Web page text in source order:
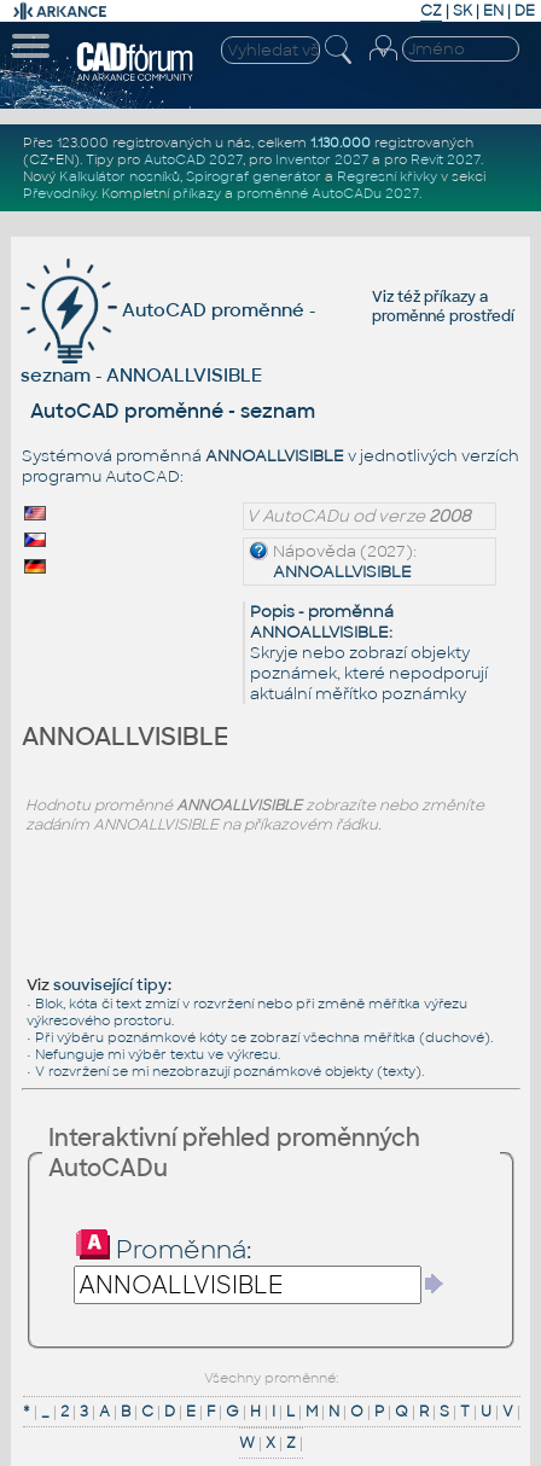
CZ | SK| EN | DE
Přes 123.000 registrovaných u nás, celkem 1.130.000registrovaných
(CZ+EN). Tipy pro AutoCAD 2027, pro Inventor 2027a pro Revit 2027.
Nový Kalkulátor nosníků, Spirograf generátor a Regresní křivkyv sekci
Převodníky. Kompletní příkazya proměnné AutoCADu 2027.
Viz téžpříkazya
proměnné prostředí
AutoCAD proměnné -
seznam - ANNOALLVISIBLE
AutoCAD proměnné - seznam
Systémová proměnná ANNOALLVISIBLEv jednotlivých verzích
programu AutoCAD:
V AutoCADu od verze2008
Nápověda (2027):
ANNOALLVISIBLE
Popis - proměnná
ANNOALLVISIBLE:
Skryje nebo zobrazí objekty
poznámek, které nepodporují
aktuální měřítko poznámky
ANNOALLVISIBLE
Hodnotu proměnnéANNOALLVISIBLEzobrazíte nebo změníte
zadáním ANNOALLVISIBLE na příkazovém řádku.
Vizsouvisející tipy:
• Blok, kóta či text zmizí v rozvržení nebo při změně měřítka výřezu
výkresového prostoru.
• Při výběru poznámkové kóty se zobrazí všechna měřítka (duchové).
• Nefunguje mi výběr textu ve výkresu.
• V rozvržení se mi nezobrazují poznámkové objekty (texty).
Interaktivní přehled proměnných
AutoCADu
Proměnná:
Všechny proměnné:
*| _| 2| 3| A| B| C| D| E| F| G| H | I| L| M| N| O| P| Q| R| S| T| U| V|
W | X | Z |